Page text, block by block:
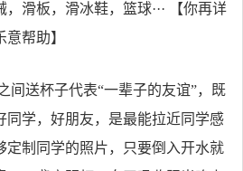
滑板，滑冰鞋，篮球··· 【你再详
帮助】
间送杯子代表“一辈子的友谊”，既
同学，好朋友，是最能拉近同学感
定制同学的照片，只要倒入开水就